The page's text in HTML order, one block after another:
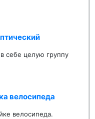
себе целую группу
велосипеда
велосипеда.